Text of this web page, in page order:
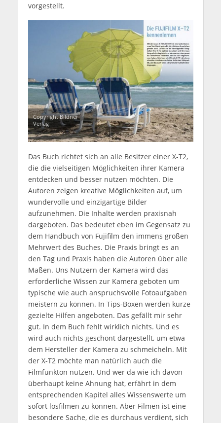
vorgestellt.
Copyright Bildner
Verlag
Das Buch richtet sich an alle Besitzer einer X-T2,
die die vielseitigen Möglichkeiten ihrer Kamera
entdecken und besser nutzen möchten. Die
Autoren zeigen kreative Möglichkeiten auf, um
wundervolle und einzigartige Bilder
aufzunehmen. Die Inhalte werden praxisnah
dargeboten. Das bedeutet eben im Gegensatz zu
dem Handbuch von Fujifilm den immens großen
Mehrwert des Buches. Die Praxis bringt es an
den Tag und Praxis haben die Autoren über alle
Maßen. Uns Nutzern der Kamera wird das
erforderliche Wissen zur Kamera geboten um
typische wie auch anspruchsvolle Fotoaufgaben
meistern zu können. In Tips-Boxen werden kurze
gezielte Hilfen angeboten. Das gefällt mir sehr
gut. In dem Buch fehlt wirklich nichts. Und es
wird auch nichts geschönt dargestellt, um etwa
dem Hersteller der Kamera zu schmeicheln. Mit
der X-T2 möchte man natürlich auch die
Filmfunkton nutzen. Und wer da wie ich davon
überhaupt keine Ahnung hat, erfährt in dem
entsprechenden Kapitel alles Wissenswerte um
sofort losfilmen zu können. Aber Filmen ist eine
besondere Sache, die es durchaus verdient, sich